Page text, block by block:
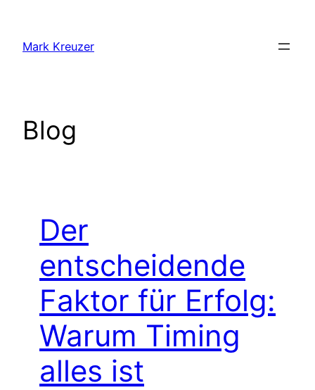
springen
Mark Kreuzer
Blog
Der
entscheidende
Faktor für Erfolg:
Warum Timing
alles ist